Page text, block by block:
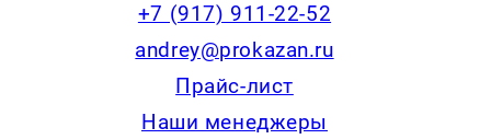
+7 (917) 911-22-52
andrey@prokazan.ru
Прайс-лист
Наши менеджеры